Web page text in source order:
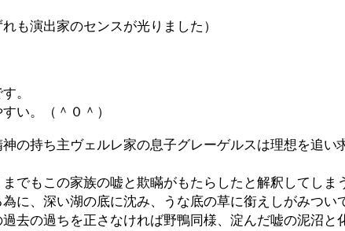
も演出家のセンスが光りました）
。
い。（＾０＾）
の持ち主ヴェルレ家の息子グレーゲルスは理想を追
でもこの家族の嘘と欺瞞がもたらしたと解釈してしま
に、深い湖の底に沈み、うな底の草に銜えしがみつい
去の過ちを正さなければ野鴨同様、淀んだ嘘の泥沼